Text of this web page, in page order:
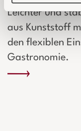
Leichter und
aus Kunststoff
den flexiblen
Gastronomie.